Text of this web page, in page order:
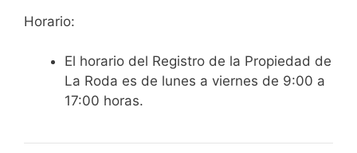
Horario:
El horario del Registro de la Propiedad de
La Roda es de lunes a viernes de 9:00 a
17:00 horas.